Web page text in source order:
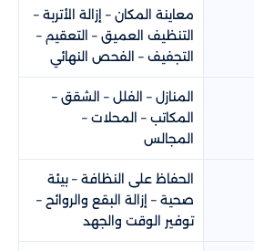
معاينة المكان – إزالة الأتربة –
التنظيف العميق – التعقيم –
التجفيف – الفحص النهائي
المنازل – الفلل – الشقق –
المكاتب – المحلات –
المجالس
الحفاظ على النظافة – بيئة
صحية – إزالة البقع والروائح –
توفير الوقت والجهد